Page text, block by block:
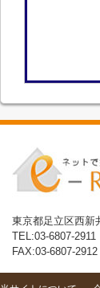
東京都足立区西新
TEL:03-6807-2911
FAX:03-6807-2912